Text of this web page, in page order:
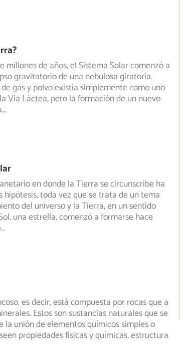
millones de años, el Sistema Solar comenzó a
gravitatorio de una nebulosa giratoria.
gas y polvo existía simplemente como uno
Vía Láctea, pero la formación de un nuevo
...
en donde la Tierra se circunscribe ha
hipótesis, toda vez que se trata de un tema
del universo y la Tierra, en un sentido
una estrella, comenzó a formarse hace
...
es decir, está compuesta por rocas que a
Estos son sustancias naturales quese
unión de elementos químicos simples o
propiedades físicas y químicas, estructura